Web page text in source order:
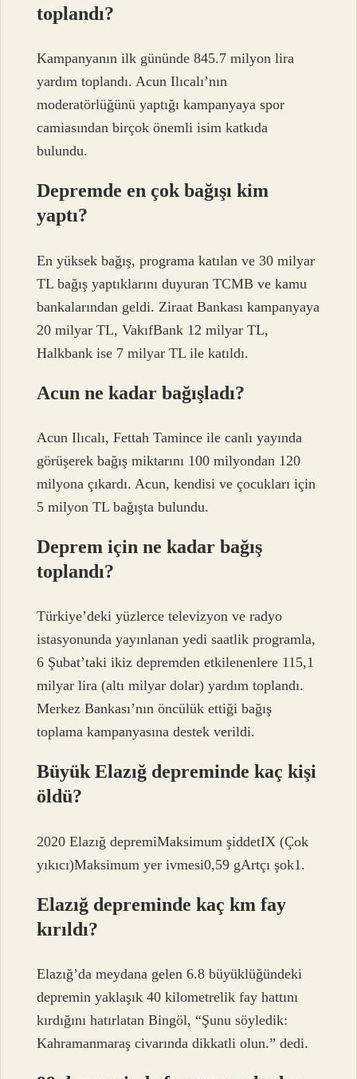
toplandı?
Kampanyanın ilk gününde 845.7 milyon lira
yardım toplandı. Acun Ilıcalı’nın
moderatörlüğünü yaptığı kampanyaya spor
camiasından birçok önemli isim katkıda
bulundu.
Depremde en çok bağışı kim
yaptı?
En yüksek bağış, programa katılan ve 30 milyar
TL bağış yaptıklarını duyuran TCMB ve kamu
bankalarından geldi. Ziraat Bankası kampanyaya
20 milyar TL, VakıfBank 12 milyar TL,
Halkbank ise 7 milyar TL ile katıldı.
Acun ne kadar bağışladı?
Acun Ilıcalı, Fettah Tamince ile canlı yayında
görüşerek bağış miktarını 100 milyondan 120
milyona çıkardı. Acun, kendisi ve çocukları için
5 milyon TL bağışta bulundu.
Deprem için ne kadar bağış
toplandı?
Türkiye’deki yüzlerce televizyon ve radyo
istasyonunda yayınlanan yedi saatlik programla,
6 Şubat’taki ikiz depremden etkilenenlere 115,1
milyar lira (altı milyar dolar) yardım toplandı.
Merkez Bankası’nın öncülük ettiği bağış
toplama kampanyasına destek verildi.
Büyük Elazığ depreminde kaç kişi
öldü?
2020 Elazığ depremiMaksimum şiddetIX (Çok
yıkıcı)Maksimum yer ivmesi0,59 gArtçı şok1.
Elazığ depreminde kaç km fay
kırıldı?
Elazığ’da meydana gelen 6.8 büyüklüğündeki
depremin yaklaşık 40 kilometrelik fay hattını
kırdığını hatırlatan Bingöl, “Şunu söyledik:
Kahramanmaraş civarında dikkatli olun.” dedi.